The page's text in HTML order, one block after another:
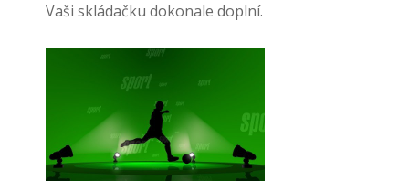
Vaši skládačku dokonale doplní.